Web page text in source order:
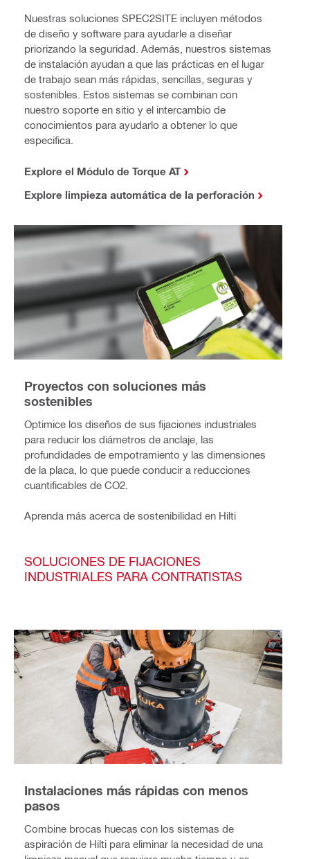
Nuestras soluciones SPEC2SITE incluyen métodos
de diseño y software para ayudarle a diseñar
priorizando la seguridad. Además, nuestros sistemas
de instalación ayudan a que las prácticas en el lugar
de trabajo sean más rápidas, sencillas, seguras y
sostenibles. Estos sistemas se combinan con
nuestro soporte en sitio y el intercambio de
conocimientos para ayudarlo a obtener lo que
especifica.
Explore el Módulo de Torque AT
Explore limpieza automática de la perforación
Proyectos con soluciones más
sostenibles
Optimice los diseños de sus fijaciones industriales
para reducir los diámetros de anclaje, las
profundidades de empotramiento y las dimensiones
de la placa, lo que puede conducir a reducciones
cuantificables de CO2.
Aprenda más acerca de sostenibilidad en Hilti
SOLUCIONES DE FIJACIONES
INDUSTRIALES PARA CONTRATISTAS
Instalaciones más rápidas con menos
pasos
Combine brocas huecas con los sistemas de
aspiración de Hilti para eliminar la necesidad de una